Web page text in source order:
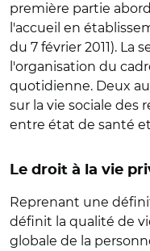
première partie
l'accueil en
du 7 février 2011). La
l'organisation du
quotidienne. Deux
sur la vie sociale des
entre état de santé
Le droit à la vie
Reprenant une
définit la qualité de
globale de la